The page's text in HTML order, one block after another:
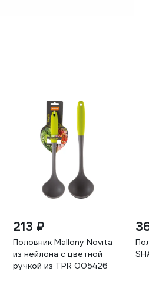
213 ₽
Половник Mallony Novita
из нейлона с цветной
ручкой из TPR 005426